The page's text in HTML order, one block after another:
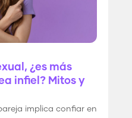
¿es más
infiel? Mitos y
implica confiar en